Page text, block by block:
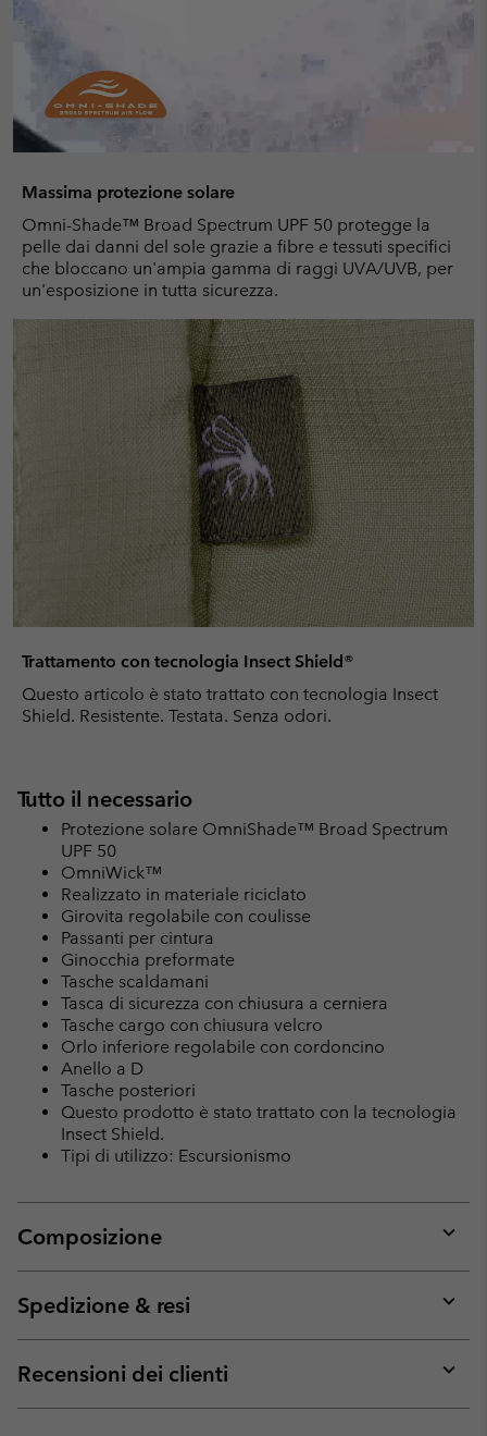
Massima protezione solare
Omni-Shade™ Broad Spectrum UPF 50 protegge la
pelle dai danni del sole grazie a fibre e tessuti specifici
che bloccano un'ampia gamma di raggi UVA/UVB, per
un'esposizione in tutta sicurezza.
Trattamento con tecnologia Insect Shield®
Questo articolo è stato trattato con tecnologia Insect
Shield. Resistente. Testata. Senza odori.
Tutto il necessario
Protezione solare OmniShade™ Broad Spectrum
UPF 50
OmniWick™
Realizzato in materiale riciclato
Girovita regolabile con coulisse
Passanti per cintura
Ginocchia preformate
Tasche scaldamani
Tasca di sicurezza con chiusura a cerniera
Tasche cargo con chiusura velcro
Orlo inferiore regolabile con cordoncino
Anello a D
Tasche posteriori
Questo prodotto è stato trattato con la tecnologia
Insect Shield.
Tipi di utilizzo: Escursionismo
Composizione
or
Spedizione & resi
or
Recensioni dei clienti
or